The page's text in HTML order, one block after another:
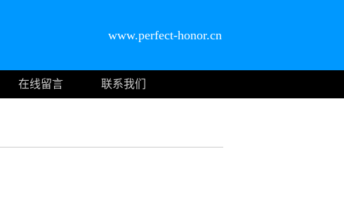
www.perfect-honor.cn
在线留言
联系我们